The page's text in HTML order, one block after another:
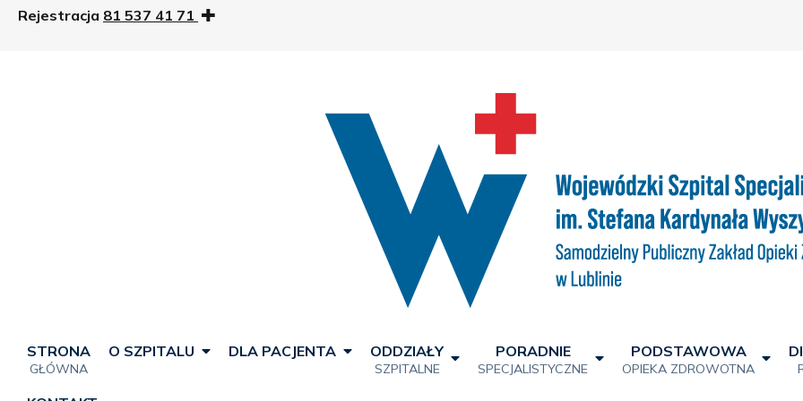
Rejestracja 81 537 41 71
STRONA
GŁÓWNA
O SZPITALU DLA PACJENTA ODDZIAŁY
SZPITALNE
PORADNIE
SPECJALISTYCZNE
PODSTAWOWA
OPIEKA ZDROWOTNA